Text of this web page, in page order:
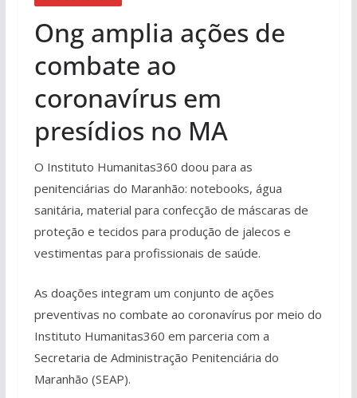
Ong amplia ações de
combate ao
coronavírus em
presídios no MA
O Instituto Humanitas360 doou para as
penitenciárias do Maranhão: notebooks, água
sanitária, material para confecção de máscaras de
proteção e tecidos para produção de jalecos e
vestimentas para profissionais de saúde.
As doações integram um conjunto de ações
preventivas no combate ao coronavírus por meio do
Instituto Humanitas360 em parceria com a
Secretaria de Administração Penitenciária do
Maranhão (SEAP).